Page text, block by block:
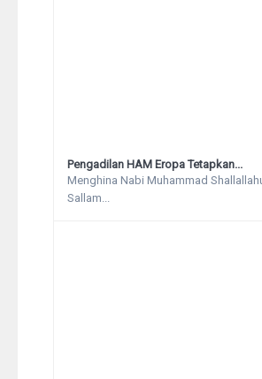
Pengadilan HAM Eropa Tetapkan...
Menghina Nabi Muhammad
Sallam...